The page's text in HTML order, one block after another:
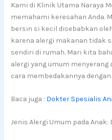
Kami di Klinik Utama Naraya
memahami keresahan Anda.
bersin si kecil disebabkan
karena alergi makanan tidak
sendiri di rumah. Mari kita
alergi yang umum menyerang
cara membedakannya
Baca juga : Dokter Spesialis
Jenis Alergi Umum pada